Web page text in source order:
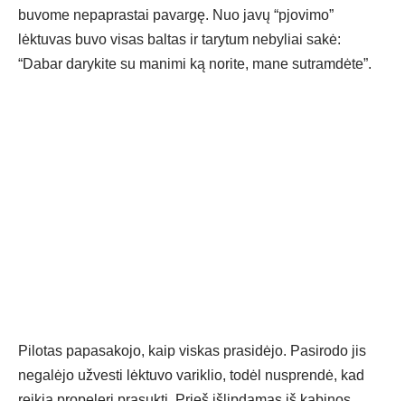
buvome nepaprastai pavargę. Nuo javų “pjovimo”
lėktuvas buvo visas baltas ir tarytum nebyliai sakė:
“Dabar darykite su manimi ką norite, mane sutramdėte”.
Pilotas papasakojo, kaip viskas prasidėjo. Pasirodo jis
negalėjo užvesti lėktuvo variklio, todėl nusprendė, kad